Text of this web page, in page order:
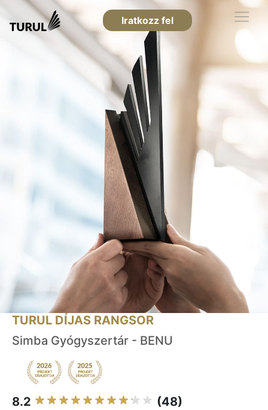
Iratkozz fel
TURUL DÍJAS RANGSOR
Simba Gyógyszertár - BENU
8.2 (48)